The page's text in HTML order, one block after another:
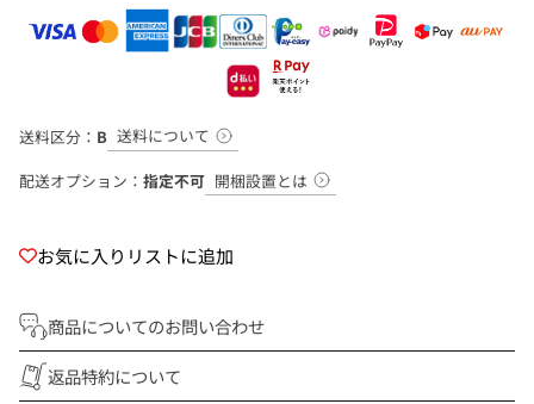
送料区分： B 送料について
配送オプション： 指定不可 開梱設置とは
お気に入りリストに追加
商品についてのお問い合わせ
返品特約について